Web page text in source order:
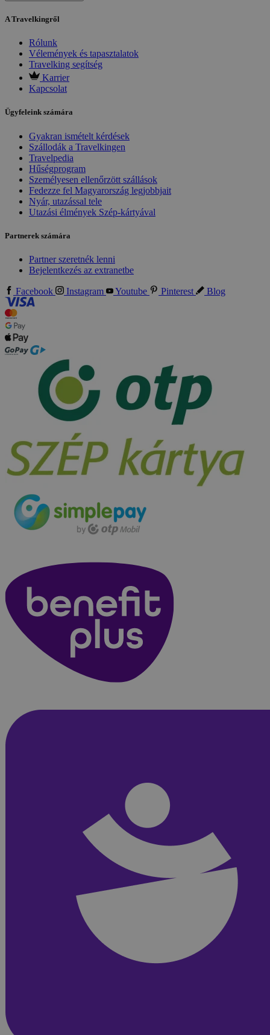
A Travelkingről
Rólunk
Vélemények és tapasztalatok
Travelking segítség
Karrier
Kapcsolat
Ügyfeleink számára
Gyakran ismételt kérdések
Szállodák a Travelkingen
Travelpedia
Hűségprogram
Személyesen ellenőrzött szállások
Fedezze fel Magyarország legjobbjait
Nyár, utazással tele
Utazási élmények Szép-kártyával
Partnerek számára
Partner szeretnék lenni
Bejelentkezés az extranetbe
Facebook Instagram Youtube Pinterest Blog